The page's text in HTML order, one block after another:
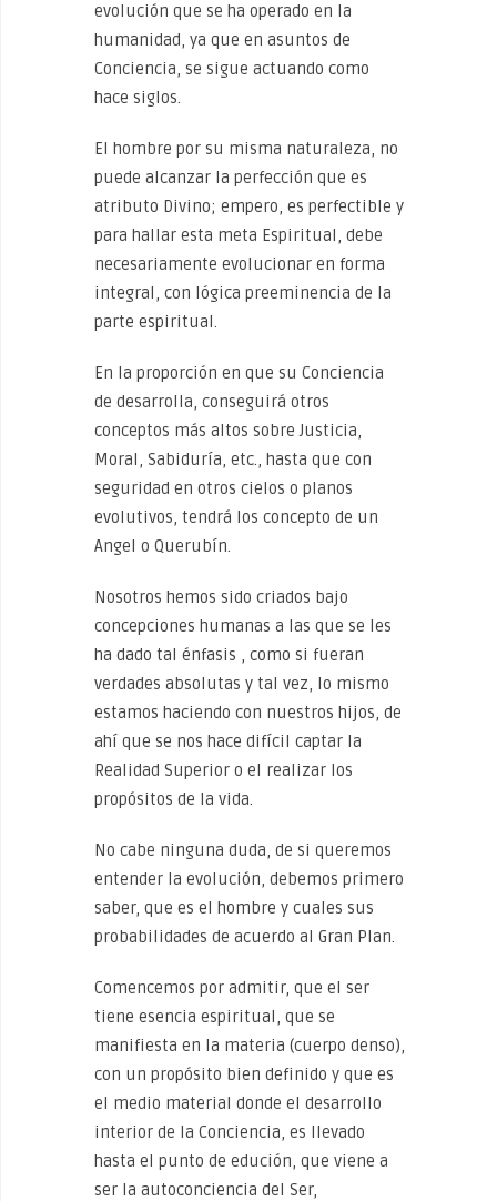
evolución que se ha operado en la
humanidad, ya que en asuntos de
Conciencia, se sigue actuando como
hace siglos.
El hombre por su misma naturaleza, no
puede alcanzar la perfección que es
atributo Divino; empero, es perfectible y
para hallar esta meta Espiritual, debe
necesariamente evolucionar en forma
integral, con lógica preeminencia de la
parte espiritual.
En la proporción en que su Conciencia
de desarrolla, conseguirá otros
conceptos más altos sobre Justicia,
Moral, Sabiduría, etc., hasta que con
seguridad en otros cielos o planos
evolutivos, tendrá los concepto de un
Angel o Querubín.
Nosotros hemos sido criados bajo
concepciones humanas a las que se les
ha dado tal énfasis , como si fueran
verdades absolutas y tal vez, lo mismo
estamos haciendo con nuestros hijos, de
ahí que se nos hace difícil captar la
Realidad Superior o el realizar los
propósitos de la vida.
No cabe ninguna duda, de si queremos
entender la evolución, debemos primero
saber, que es el hombre y cuales sus
probabilidades de acuerdo al Gran Plan.
Comencemos por admitir, que el ser
tiene esencia espiritual, que se
manifiesta en la materia (cuerpo denso),
con un propósito bien definido y que es
el medio material donde el desarrollo
interior de la Conciencia, es llevado
hasta el punto de edución, que viene a
ser la autoconciencia del Ser,